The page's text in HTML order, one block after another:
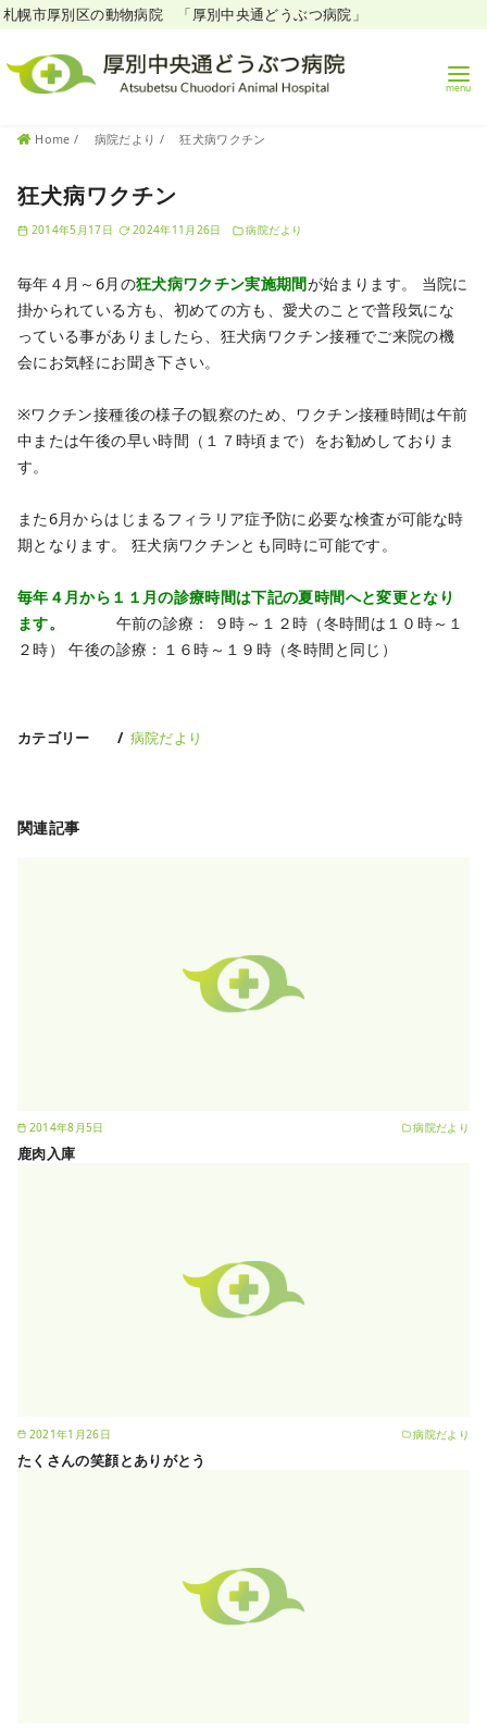
札幌市厚別区の動物病院 「厚別中央通どうぶつ病院」
Home 病院だより 狂犬病ワクチン
狂犬病ワクチン
2014年5月17日 2024年11月26日 病院だより
毎年４月～6月の狂犬病ワクチン実施期間が始まります。
当院に
掛かられている方も、初めての方も、愛犬のことで普段気にな
っている事がありましたら、狂犬病ワクチン接種でご来院の機
会にお気軽にお聞き下さい。
※ワクチン接種後の様子の観察のため、ワクチン接種時間は午前
中または午後の早い時間（１７時頃まで）をお勧めしておりま
す。
また6月からはじまるフィラリア症予防に必要な検査が可能な時
期となります。
狂犬病ワクチンとも同時に可能です。
毎年４月から１１月の診療時間は下記の夏時間へと変更となり
ます。
午前の診療： ９時～１２時（冬時間は１０時～１
２時）
午後の診療：１６時～１９時（冬時間と同じ）
カテゴリー 病院だより
関連記事
2014年8月5日 病院だより
鹿肉入庫
2021年1月26日 病院だより
たくさんの笑顔とありがとう